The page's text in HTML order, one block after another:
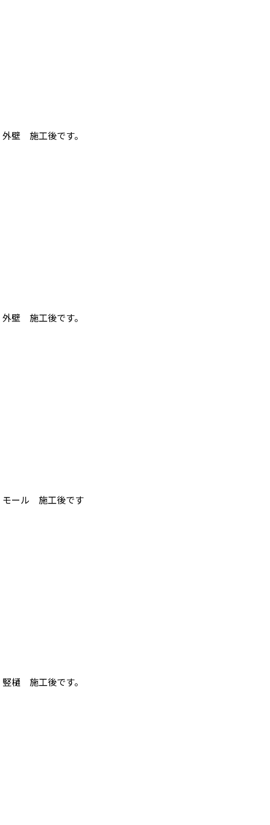
外壁 施工後です。
外壁 施工後です。
モール 施工後です
竪樋 施工後です。